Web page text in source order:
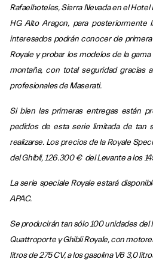
Rafaelhoteles, Sierra Nevada en el
HG Alto Aragon, para posteriormente
interesados podrán conocer de
Royale y probar los modelos de la
montaña, con total seguridad gracias
profesionales de Maserati.
Si bien las primeras entregas están
pedidos de esta serie limitada de tan
realizarse. Los precios de la Royale
del Ghibli, 126.300 € del Levante a los
La serie speciale Royale estará
APAC.
Se producirán tan sólo 100 unidades del
Quattroporte y Ghibli Royale, con
litros de 275 CV, a los gasolina V6 3,0